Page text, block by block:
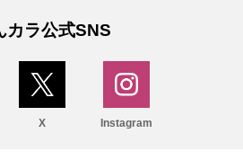
カラ公式SNS
X Instagram